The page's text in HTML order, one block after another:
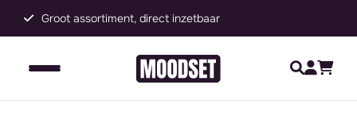
Groot assortiment, direct inzetbaar